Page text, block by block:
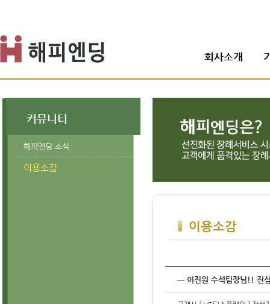
회사소개
커뮤니티
해피엔딩 소식
이용소감
이용소감
━ 이진원 수석팀장님!! 진